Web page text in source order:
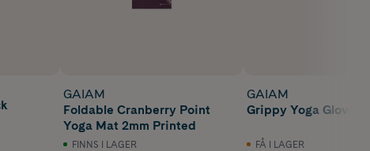
GAIAM
Foldable Cranberry Point
Yoga Mat 2mm Printed
FINNS I LAGER
GAIAM
Grippy Yoga Gloves
FÅ I LAGER